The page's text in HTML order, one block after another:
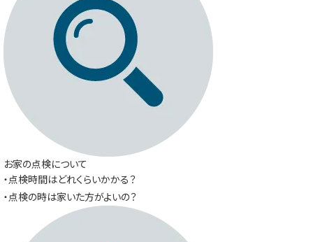
お家の点検について
・点検時間はどれくらいかかる？
・点検の時は家いた方がよいの？